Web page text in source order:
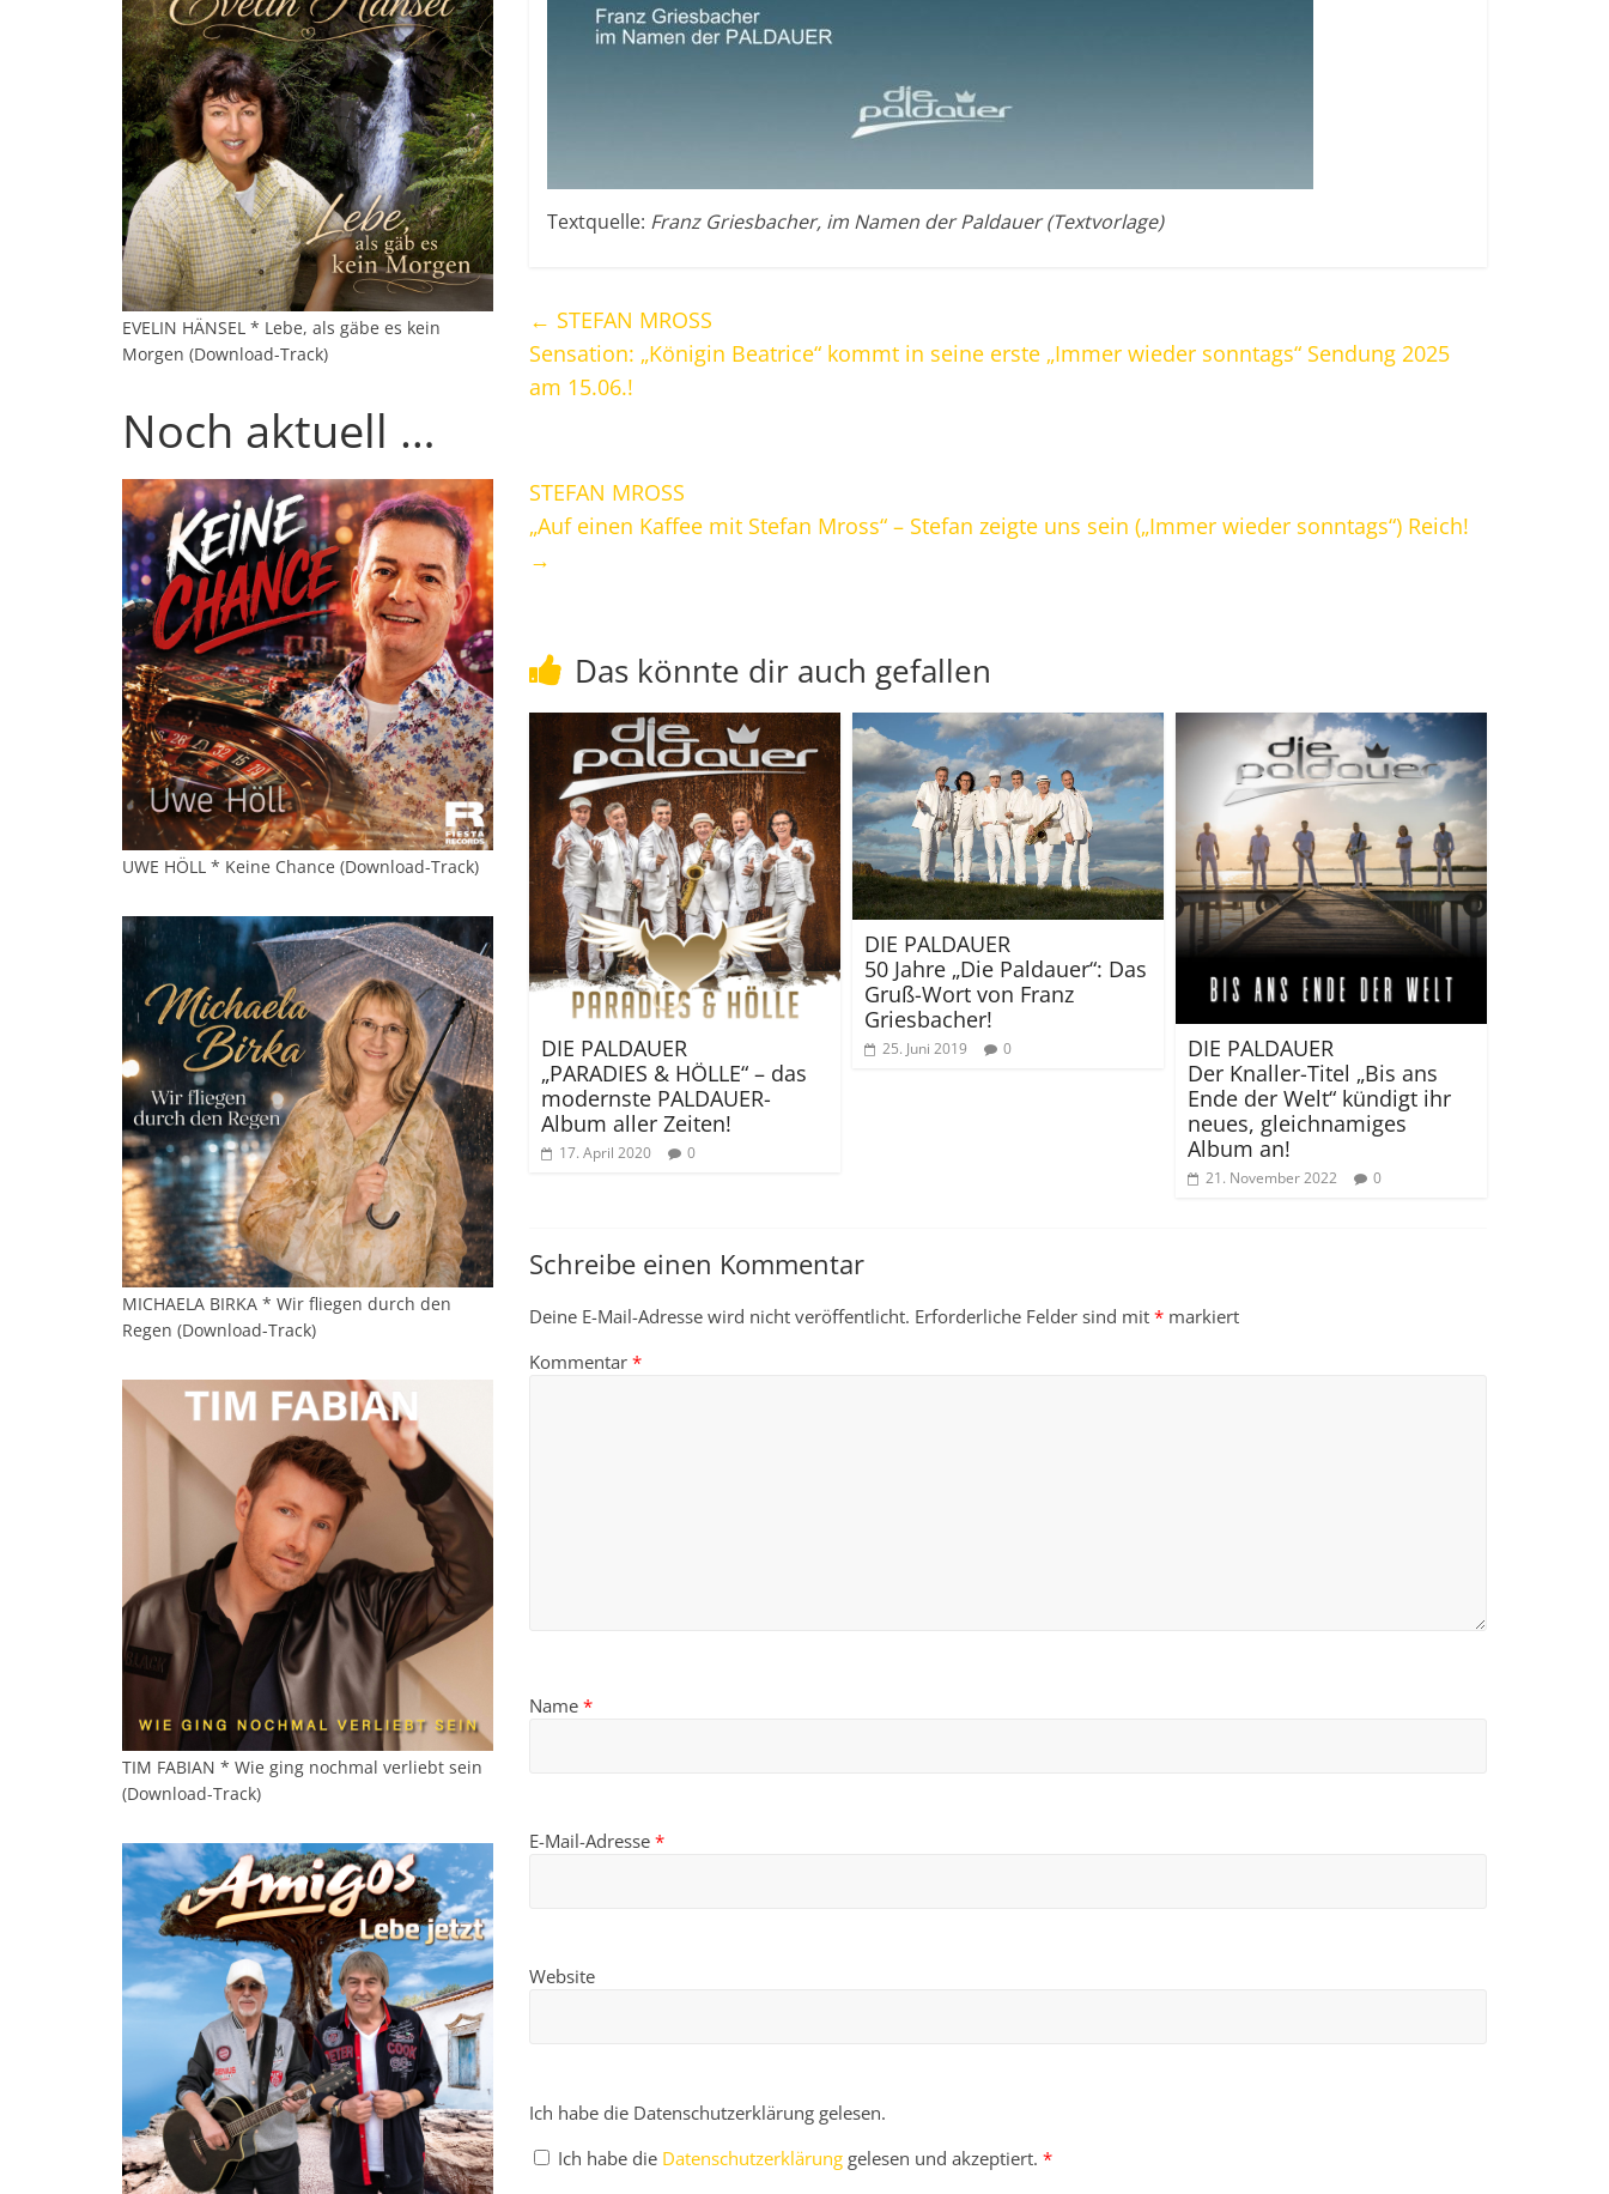
Textquelle: Franz Griesbacher, im Namen der Paldauer (Textvorlage)
← STEFAN MROSS
Sensation: „Königin Beatrice“ kommt in seine erste „Immer wieder sonntags“ Sendung 2025
am 15.06.!
STEFAN MROSS
„Auf einen Kaffee mit Stefan Mross“ – Stefan zeigte uns sein („Immer wieder sonntags“) Reich!
→
Das könnte dir auch gefallen
DIE PALDAUER
„PARADIES & HÖLLE“ – das
modernste PALDAUER-
Album aller Zeiten!
17. April 2020 0
DIE PALDAUER
50 Jahre „Die Paldauer“: Das
Gruß-Wort von Franz
Griesbacher!
25. Juni 2019 0
DIE PALDAUER
Der Knaller-Titel „Bis ans
Ende der Welt“ kündigt ihr
neues, gleichnamiges
Album an!
21. November 2022 0
Schreibe einen Kommentar
Deine E-Mail-Adresse wird nicht veröffentlicht. Erforderliche Felder sind mit * markiert
Kommentar *
Name *
E-Mail-Adresse *
Website
Ich habe die Datenschutzerklärung gelesen.
Ich habe die Datenschutzerklärung gelesen und akzeptiert. *
EVELIN HÄNSEL * Lebe, als gäbe es kein
Morgen (Download-Track)
Noch aktuell …
UWE HÖLL * Keine Chance (Download-Track)
MICHAELA BIRKA * Wir fliegen durch den
Regen (Download-Track)
TIM FABIAN * Wie ging nochmal verliebt sein
(Download-Track)